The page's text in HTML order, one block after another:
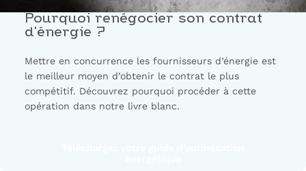
Pourquoi renégocier son contrat
d’énergie ?
Mettre en concurrence les fournisseurs d’énergie est
le meilleur moyen d’obtenir le contrat le plus
compétitif. Découvrez pourquoi procéder à cette
opération dans notre livre blanc.